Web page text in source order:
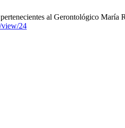
al Gerontológico María
view/24